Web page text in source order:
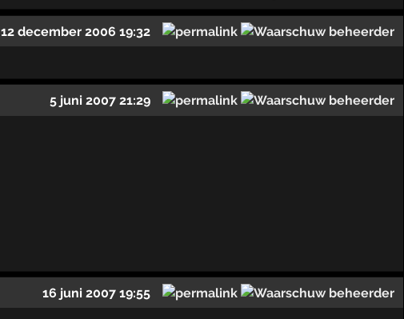
12 december 2006 19:32
5 juni 2007 21:29
16 juni 2007 19:55